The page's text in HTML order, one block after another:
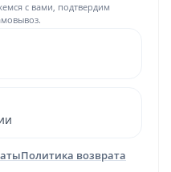
с вами, подтвердим
Политика возврата